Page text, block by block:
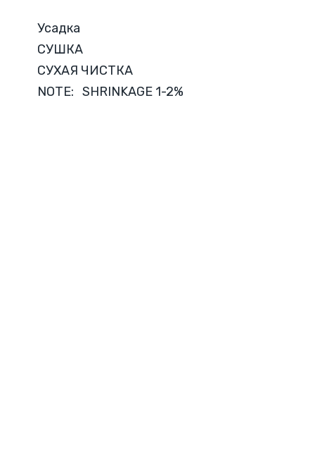
Усадка
СУШКА
СУХАЯ ЧИСТКА
NOTE: SHRINKAGE 1-2%